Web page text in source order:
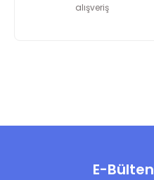
alışveriş
E-Bülten